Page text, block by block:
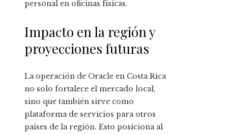
personal en oficinas físicas.
Impacto en la región y
proyecciones futuras
La operación de Oracle en Costa Rica
no solo fortalece el mercado local,
sino que también sirve como
plataforma de servicios para otros
países de la región. Esto posiciona al